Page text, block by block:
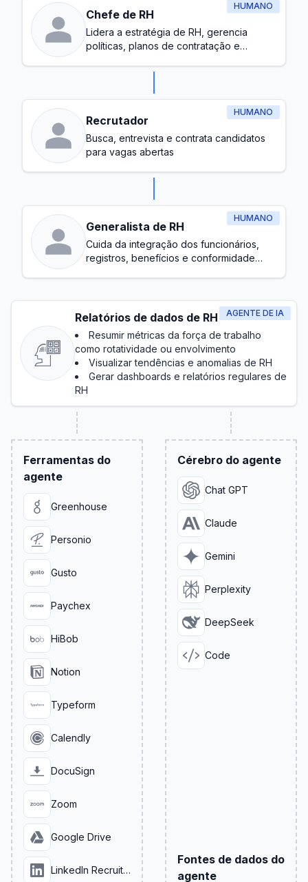
HUMANO
Chefe de RH
Lidera a estratégia de RH, gerencia
políticas, planos de contratação e
HUMANO
Recrutador
Busca, entrevista e contrata candidatos
para vagas abertas
HUMANO
Generalista de RH
Cuida da integração dos funcionários,
registros, benefícios e conformidade
AGENTE DE IA
Relatórios de dados de RH
Resumir métricas da força de trabalho
como rotatividade ou envolvimento
Visualizar tendências e anomalias de RH
Gerar dashboards e relatórios regulares de
RH
Ferramentas do
agente
Greenhouse
Personio
Gusto
Paychex
HiBob
Notion
Typeform
Calendly
DocuSign
Zoom
Google Drive
LinkedIn Recruiter
Cérebro do agente
Chat GPT
Claude
Gemini
Perplexity
DeepSeek
Code
Fontes de dados do
agente